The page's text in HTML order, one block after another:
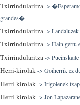
Txirrindularitza ->
grandes�
Txirrindularitza->
Txirrindularitza-> Hain gertu
Txirrindularitza->
Herri-kirolak-> Goiherrik ez
Herri-kirolak -> Irigoienek
Herri-kirolak-> Jon